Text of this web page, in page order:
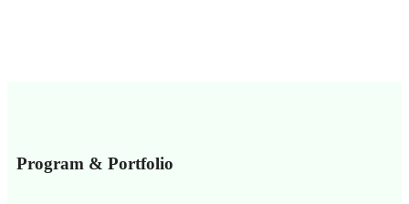
Program & Portfolio